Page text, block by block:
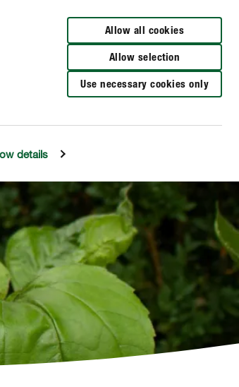
details
Allow all cookies
Allow selection
Use necessary cookies only
Verkooppunten